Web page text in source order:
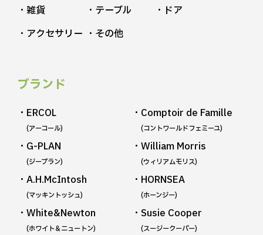
ブランド
・ERCOL
(アーコール)
・Comptoir de Famille
(コントワールドフェミーユ)
・G-PLAN
(ジープラン)
・William Morris
(ウィリアムモリス)
・A.H.McIntosh
(マッキントッシュ)
・HORNSEA
(ホーンジー)
・White&Newton
(ホワイト＆ニュートン)
・Susie Cooper
(スージークーパー)
・雑貨
・テーブル
・ドア
・アクセサリー ・その他